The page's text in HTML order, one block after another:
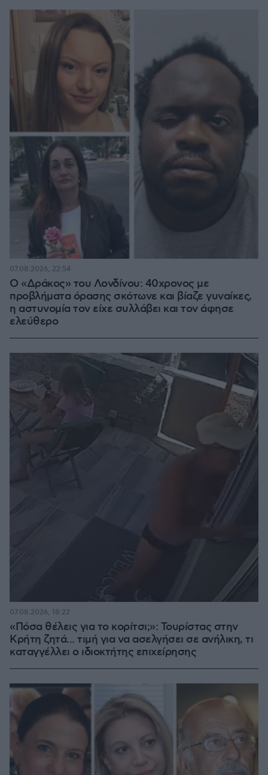
Ο «Δράκος» του Λονδίνου: 40χρονος με
προβλήματα όρασης σκότωνε και βίαζε γυναίκες,
η αστυνομία τον είχε συλλάβει και τον άφησε
ελεύθερο
07.08.2026, 22:54
«Πόσα θέλεις για το κορίτσι;»: Τουρίστας στην
Κρήτη ζητά... τιμή για να ασελγήσει σε ανήλικη, τι
καταγγέλλει ο ιδιοκτήτης επιχείρησης
07.08.2026, 18:22